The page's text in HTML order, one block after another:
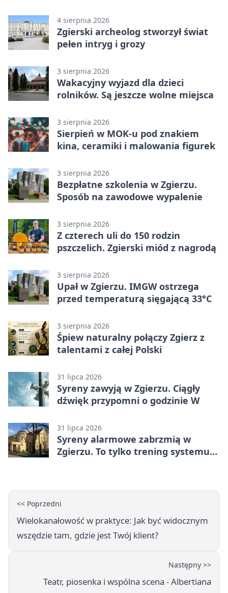
4 sierpnia 2026
Zgierski archeolog stworzył świat
pełen intryg i grozy
3 sierpnia 2026
Wakacyjny wyjazd dla dzieci
rolników. Są jeszcze wolne miejsca
3 sierpnia 2026
Sierpień w MOK-u pod znakiem
kina, ceramiki i malowania figurek
3 sierpnia 2026
Bezpłatne szkolenia w Zgierzu.
Sposób na zawodowe wypalenie
3 sierpnia 2026
Z czterech uli do 150 rodzin
pszczelich. Zgierski miód z nagrodą
3 sierpnia 2026
Upał w Zgierzu. IMGW ostrzega
przed temperaturą sięgającą 33°C
3 sierpnia 2026
Śpiew naturalny połączy Zgierz z
talentami z całej Polski
31 lipca 2026
Syreny zawyją w Zgierzu. Ciągły
dźwięk przypomni o godzinie W
31 lipca 2026
Syreny alarmowe zabrzmią w
Zgierzu. To tylko trening systemu
<< Poprzedni
Wielokanałowość w praktyce: Jak być widocznym
wszędzie tam, gdzie jest Twój klient?
Następny >>
Teatr, piosenka i wspólna scena - Albertiana